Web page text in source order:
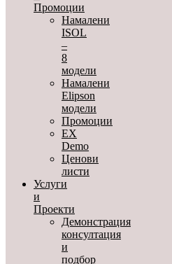
Промоции
Намалени
ISOL
–
8
модели
Намалени
Elipson
модели
Промоции
EX
Demo
Ценови
листи
Услуги
и
Проекти
Демонстрация
консултация
и
подбор